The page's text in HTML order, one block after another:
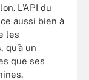
L’API du
aussi bien à
les
un
que ses